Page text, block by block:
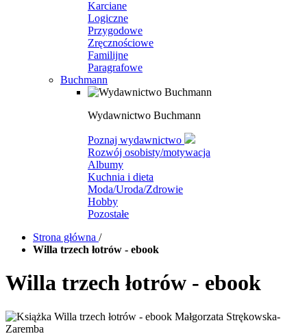
Karciane
Logiczne
Przygodowe
Zręcznościowe
Familijne
Paragrafowe
Buchmann
Wydawnictwo Buchmann
Poznaj wydawnictwo
Rozwój osobisty/motywacja
Albumy
Kuchnia i dieta
Moda/Uroda/Zdrowie
Hobby
Pozostałe
Strona główna /
Willa trzech łotrów - ebook
Willa trzech łotrów - ebook